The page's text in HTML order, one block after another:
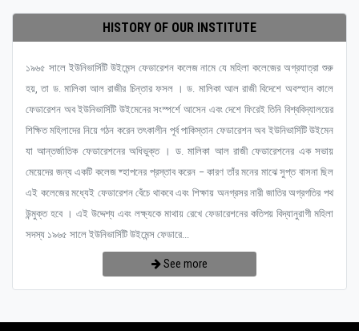
HISTORY OF OUR INSTITUTE
১৯৬৫ সালে ইউনিভার্সিটি উইমেন্স ফেডারেশন কলেজ নামে যে মহিলা কলেজের অগ্রযাত্রা শুরু
হয়, তা ড. মালিকা আল রাজীর চিন্তার ফসল । ড. মালিকা আল রাজী বিদেশে অবস্হান কালে
ফেডারেশন অব ইউনিভার্সিটি উইমেনের সংস্পর্শে আসেন এবং দেশে ফিরেই তিনি বিশ্ববিদ্যালয়ের
শিক্ষিত মহিলাদের নিয়ে গঠন করেন তৎকালীন পূর্ব পাকিস্তান ফেডারেশন অব ইউনিভার্সিটি উইমেন
যা আন্তর্জাতিক ফেডারেশনের অধিভুক্ত । ড. মালিকা আল রাজী ফেডারেশনের এক সভায়
মেয়েদের জন্য একটি কলেজ ষ্হাপনের প্রস্তাব করেন – কারণ তাঁর মনের মাঝে সুপ্ত বাসনা ছিল
এই কলেজের মধ্যেই ফেডারেশন বেঁচে থাকবে এবং শিক্ষায় অনগ্রসর নারী জাতির অগ্রগতির পথ
উন্মুক্ত হবে । এই উদ্দেশ্য এবং লক্ষ্যকে মাথায় রেখে ফেডারেশনের কতিপয় বিদ্যানুরাগী মহিলা
সদস্য ১৯৬৫ সালে ইউনিভার্সিটি উইমেন্স ফেডারে...
See more